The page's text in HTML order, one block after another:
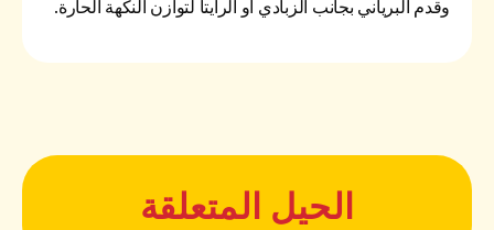
وقدم البرياني بجانب الزبادي أو الرايتا لتوازن النكهة الحارة.
الحيل المتعلقة